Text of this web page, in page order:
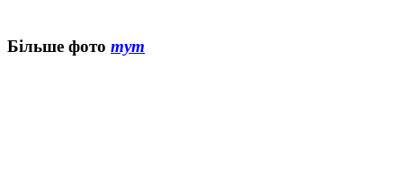
Більше фото тут